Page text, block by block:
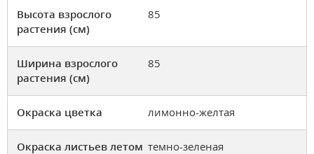
Высота взрослого
растения (см)
85
Ширина взрослого
растения (см)
85
Окраска цветка лимонно-желтая
Окраска листьев летом темно-зеленая